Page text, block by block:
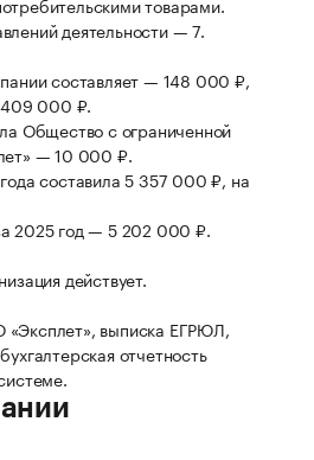
товарами.
деятельности — 7.
составляет — 148 000 ₽,
409 000 ₽.
Общество с ограниченной
— 10 000 ₽.
составила 5 357 000 ₽, на
2025 год — 5 202 000 ₽.
действует.
выписка ЕГРЮЛ,
отчетность